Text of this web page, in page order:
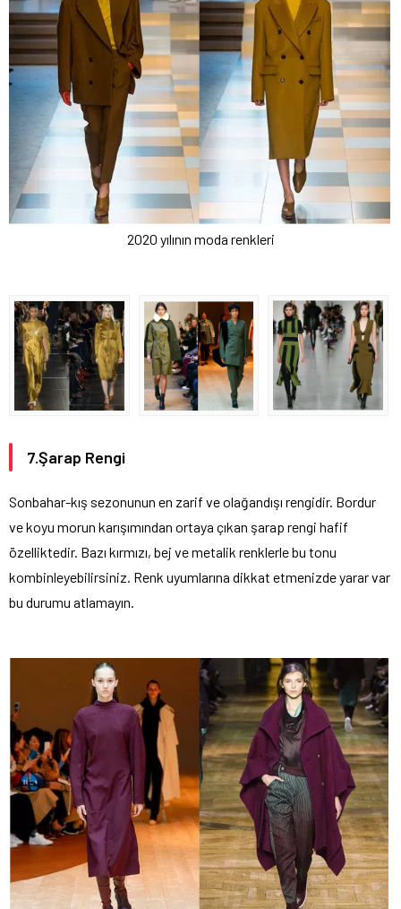
2020 yılının moda renkleri
7.Şarap Rengi
Sonbahar-kış sezonunun en zarif ve olağandışı rengidir. Bordur
ve koyu morun karışımından ortaya çıkan şarap rengi hafif
özelliktedir. Bazı kırmızı, bej ve metalik renklerle bu tonu
kombinleyebilirsiniz. Renk uyumlarına dikkat etmenizde yarar var
bu durumu atlamayın.